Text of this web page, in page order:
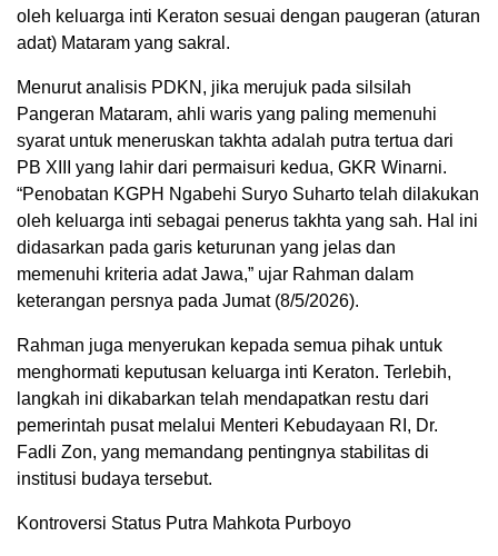
oleh keluarga inti Keraton sesuai dengan paugeran (aturan
adat) Mataram yang sakral.
Menurut analisis PDKN, jika merujuk pada silsilah
Pangeran Mataram, ahli waris yang paling memenuhi
syarat untuk meneruskan takhta adalah putra tertua dari
PB XIII yang lahir dari permaisuri kedua, GKR Winarni.
“Penobatan KGPH Ngabehi Suryo Suharto telah dilakukan
oleh keluarga inti sebagai penerus takhta yang sah. Hal ini
didasarkan pada garis keturunan yang jelas dan
memenuhi kriteria adat Jawa,” ujar Rahman dalam
keterangan persnya pada Jumat (8/5/2026).
Rahman juga menyerukan kepada semua pihak untuk
menghormati keputusan keluarga inti Keraton. Terlebih,
langkah ini dikabarkan telah mendapatkan restu dari
pemerintah pusat melalui Menteri Kebudayaan RI, Dr.
Fadli Zon, yang memandang pentingnya stabilitas di
institusi budaya tersebut.
Kontroversi Status Putra Mahkota Purboyo